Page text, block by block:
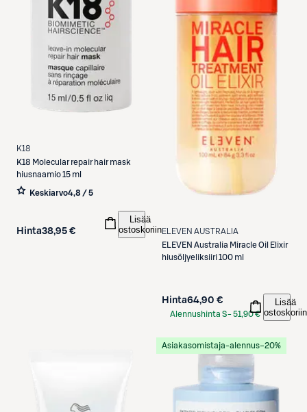
K18
K18 Molecular repair hair mask
hiusnaamio 15 ml
Keskiarvo4,8 / 5
Hinta38,95 €
Lisää
ostoskoriin ELEVEN AUSTRALIA
ELEVEN Australia Miracle Oil Elixir
hiusöljyeliksiiri 100 ml
Hinta64,90 €
Alennushinta S-51,90 €
Lisää
ostoskoriin
Asiakasomistaja-alennus−20%